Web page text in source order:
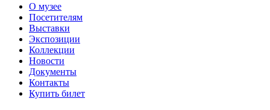
О музее
Посетителям
Выставки
Экспозиции
Коллекции
Новости
Документы
Контакты
Купить билет